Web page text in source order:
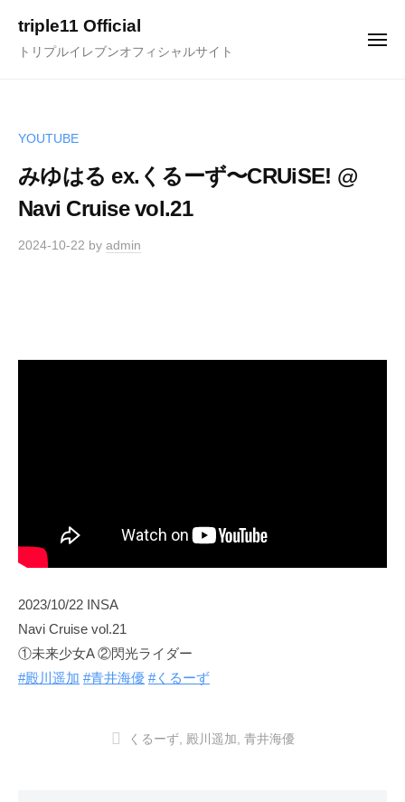
triple11 Official
トリプルイレブンオフィシャルサイト
メ
YOUTUBE
みゆはる ex.くるーず〜CRUiSE! @
Navi Cruise vol.21
2024-10-22 by admin
2023/10/22 INSA
Navi Cruise vol.21
①未来少女A ②閃光ライダー
#殿川遥加 #青井海優 #くるーず
くるーず, 殿川遥加, 青井海優